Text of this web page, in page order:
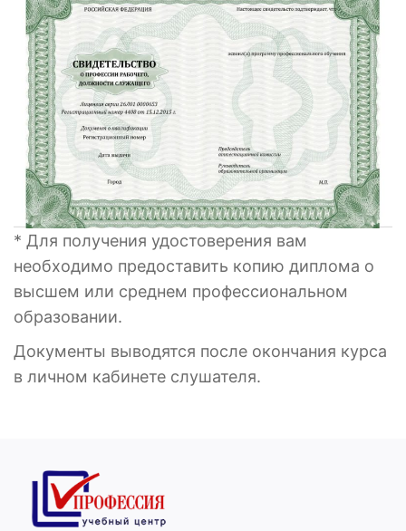
* Для получения удостоверения вам
необходимо предоставить копию диплома о
высшем или среднем профессиональном
образовании.
Документы выводятся после окончания курса
в личном кабинете слушателя.